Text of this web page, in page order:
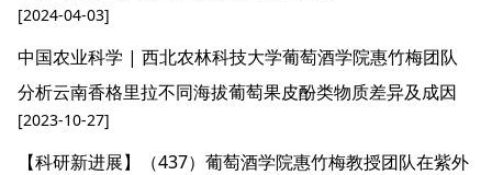
[2024-04-03]
中国农业科学 | 西北农林科技大学葡萄酒学院惠竹梅团队
分析云南香格里拉不同海拔葡萄果皮酚类物质差异及成因
[2023-10-27]
【科研新进展】（437）葡萄酒学院惠竹梅教授团队在紫外